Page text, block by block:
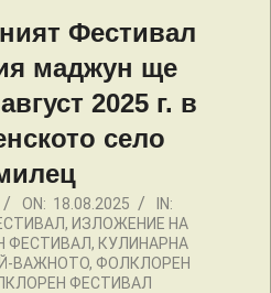
Фестивал
маджун ще
2025 г. в
село
ON: 18.08.2025
IN:
, ИЗЛОЖЕНИЕ НА
ФЕСТИВАЛ, КУЛИНАРНА
ВАЖНОТО, ФОЛКЛОРЕН
ФЕСТИВАЛ